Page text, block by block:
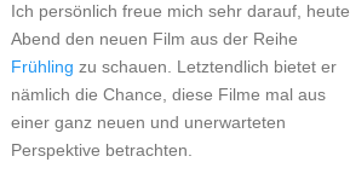
Ich persönlich freue mich sehr darauf, heute
Abend den neuen Film aus der Reihe
Frühling zu schauen. Letztendlich bietet er
nämlich die Chance, diese Filme mal aus
einer ganz neuen und unerwarteten
Perspektive betrachten.